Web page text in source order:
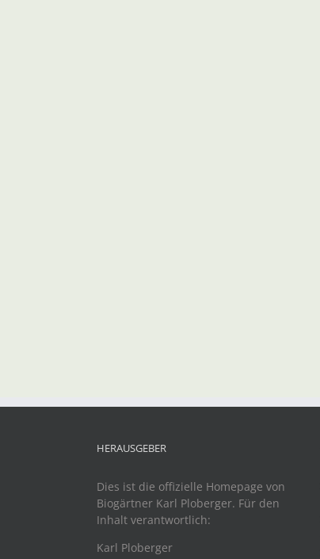
HERAUSGEBER
Dies ist die offizielle Homepage von
Biogärtner Karl Ploberger. Für den
Inhalt verantwortlich:
Karl Ploberger